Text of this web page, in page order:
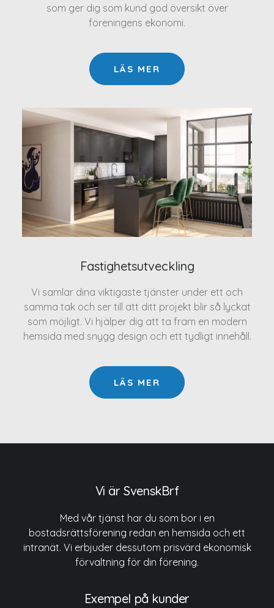
som ger dig som kund god översikt över
föreningens ekonomi.
LÄS MER
Fastighetsutveckling
Vi samlar dina viktigaste tjänster under ett och
samma tak och ser till att ditt projekt blir så lyckat
som möjligt. Vi hjälper dig att ta fram en modern
hemsida med snygg design och ett tydligt innehåll.
LÄS MER
Vi är SvenskBrf
Med vår tjänst har du som bor i en
bostadsrättsförening redan en hemsida och ett
intranät. Vi erbjuder dessutom prisvärd ekonomisk
förvaltning för din förening.
Exempel på kunder